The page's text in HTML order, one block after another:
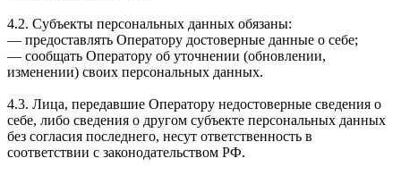
4.2. Субъекты персональных данных обязаны:
— предоставлять Оператору достоверные данные о себе;
— сообщать Оператору об уточнении (обновлении,
изменении) своих персональных данных.
4.3. Лица, передавшие Оператору недостоверные сведения о
себе, либо сведения о другом субъекте персональных данных
без согласия последнего, несут ответственность в
соответствии с законодательством РФ.